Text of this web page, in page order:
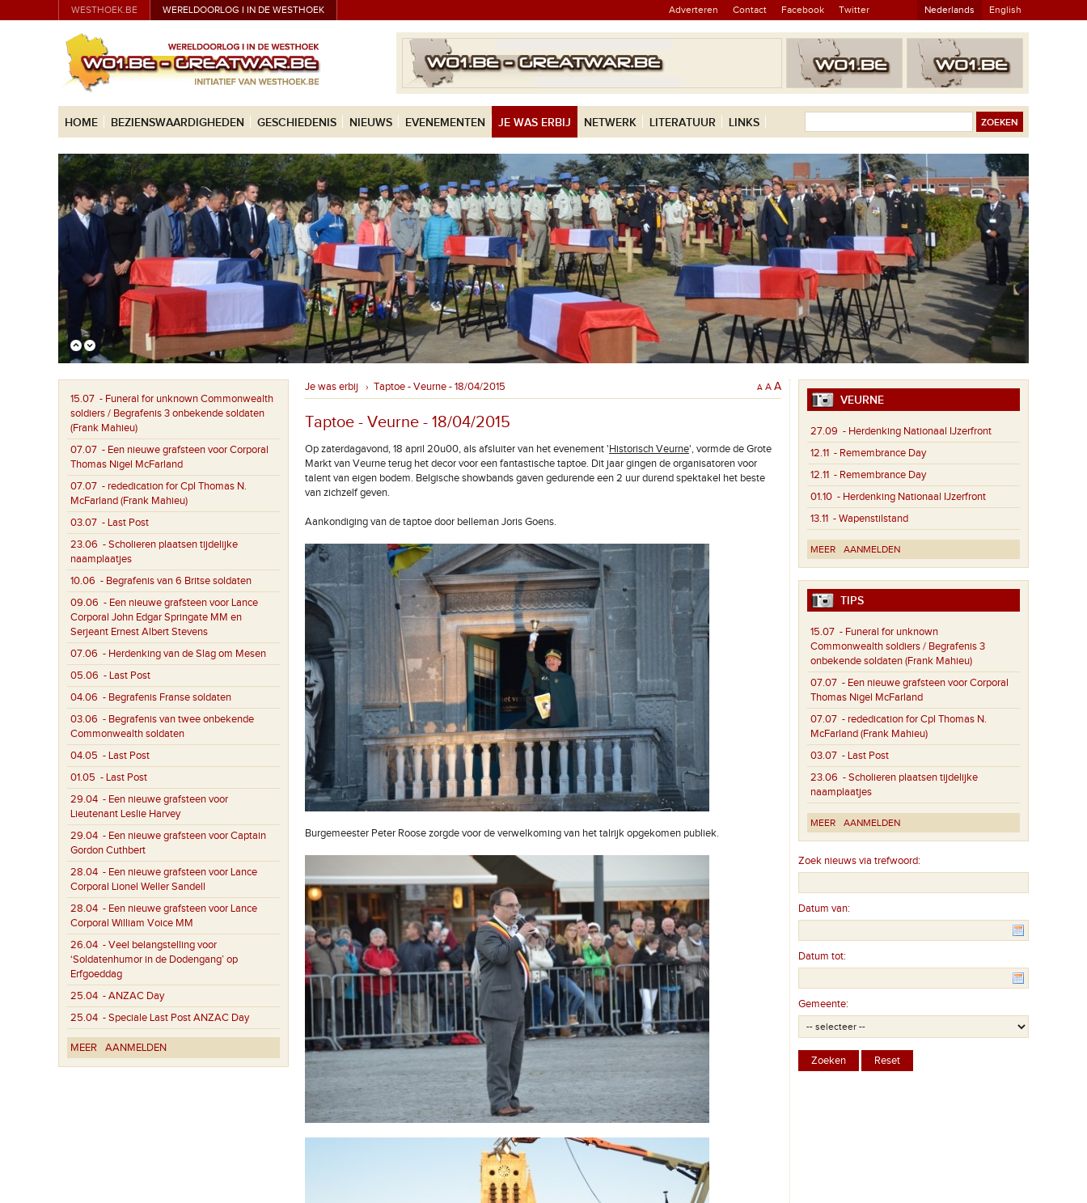
WESTHOEK.BE WERELDOORLOG I IN DE WESTHOEK Adverteren Contact Facebook Twitter Nederlands English
HOME BEZIENSWAARDIGHEDEN GESCHIEDENIS NIEUWS EVENEMENTEN JE WAS ERBIJ NETWERK LITERATUUR LINKS
15.07 - Funeral for unknown Commonwealth
soldiers / Begrafenis 3 onbekende soldaten
(Frank Mahieu)
07.07 - Een nieuwe grafsteen voor Corporal
Thomas Nigel McFarland
07.07 - rededication for Cpl Thomas N.
McFarland (Frank Mahieu)
03.07 - Last Post
23.06 - Scholieren plaatsen tijdelijke
naamplaatjes
10.06 - Begrafenis van 6 Britse soldaten
09.06 - Een nieuwe grafsteen voor Lance
Corporal John Edgar Springate MM en
Serjeant Ernest Albert Stevens
07.06 - Herdenking van de Slag om Mesen
05.06 - Last Post
04.06 - Begrafenis Franse soldaten
03.06 - Begrafenis van twee onbekende
Commonwealth soldaten
04.05 - Last Post
01.05 - Last Post
29.04 - Een nieuwe grafsteen voor
Lieutenant Leslie Harvey
29.04 - Een nieuwe grafsteen voor Captain
Gordon Cuthbert
28.04 - Een nieuwe grafsteen voor Lance
Corporal Lionel Weller Sandell
28.04 - Een nieuwe grafsteen voor Lance
Corporal William Voice MM
26.04 - Veel belangstelling voor
‘Soldatenhumor in de Dodengang’ op
Erfgoeddag
25.04 - ANZAC Day
25.04 - Speciale Last Post ANZAC Day
MEER AANMELDEN
Je was erbij › Taptoe - Veurne - 18/04/2015 A A A
Taptoe - Veurne - 18/04/2015
Op zaterdagavond, 18 april 20u00, als afsluiter van het evenement 'Historisch Veurne', vormde de Grote
Markt van Veurne terug het decor voor een fantastische taptoe. Dit jaar gingen de organisatoren voor
talent van eigen bodem. Belgische showbands gaven gedurende een 2 uur durend spektakel het beste
van zichzelf geven.
Aankondiging van de taptoe door belleman Joris Goens.
Burgemeester Peter Roose zorgde voor de verwelkoming van het talrijk opgekomen publiek.
VEURNE
27.09 - Herdenking Nationaal IJzerfront
12.11 - Remembrance Day
12.11 - Remembrance Day
01.10 - Herdenking Nationaal IJzerfront
13.11 - Wapenstilstand
MEER AANMELDEN
TIPS
15.07 - Funeral for unknown
Commonwealth soldiers / Begrafenis 3
onbekende soldaten (Frank Mahieu)
07.07 - Een nieuwe grafsteen voor Corporal
Thomas Nigel McFarland
07.07 - rededication for Cpl Thomas N.
McFarland (Frank Mahieu)
03.07 - Last Post
23.06 - Scholieren plaatsen tijdelijke
naamplaatjes
MEER AANMELDEN
Zoek nieuws via trefwoord:
Datum van:
Datum tot:
Gemeente: